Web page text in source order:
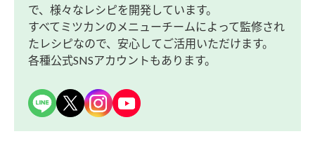
で、様々なレシピを開発しています。
すべてミツカンのメニューチームによって監修され
たレシピなので、安心してご活用いただけます。
各種公式SNSアカウントもあります。